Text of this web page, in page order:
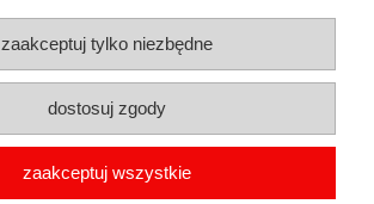
Płatności i dostawa
Informacje
zaakceptuj tylko niezbędne
dostosuj zgody
zaakceptuj wszystkie